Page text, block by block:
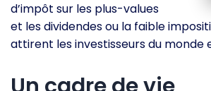
d’impôt sur les plus-values
et les dividendes ou la faible
attirent les investisseurs du monde